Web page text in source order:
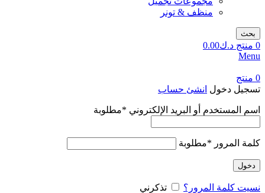
منظف & تونر
بحث
0 منتج د.ك0.00
Menu
0 منتج
تسجيل دخول انشئ حساب
اسم المستخدم أو البريد الإلكتروني *مطلوبة
كلمة المرور *مطلوبة
دخول
نسيت كلمة المرور؟ تذكرني